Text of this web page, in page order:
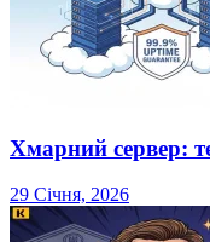
Хмарний сервер:
29 Січня, 2026